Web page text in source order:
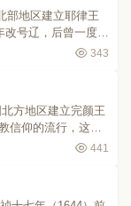
部地区建立耶律王
改号辽，后曾一度复
一个部落主耶律阿343
方地区建立完颜王
信仰的流行，这是
国后，它以武力灭441